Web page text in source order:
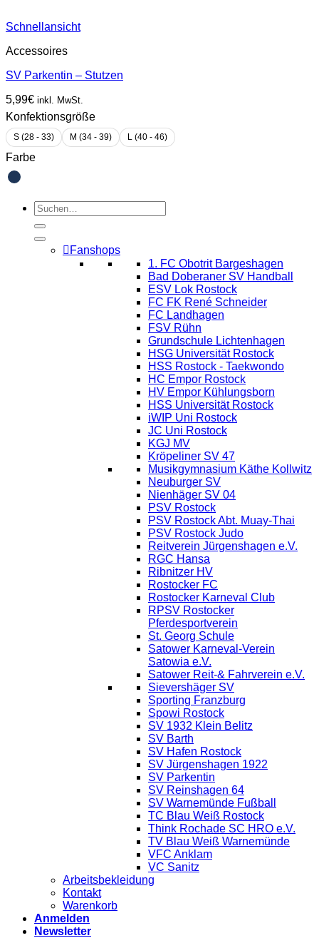
Schnellansicht
Accessoires
SV Parkentin – Stutzen
5,99€ inkl. MwSt.
Konfektionsgröße
S (28 - 33) M (34 - 39) L (40 - 46)
Farbe
Suchen
nach:
Fanshops
1. FC Obotrit Bargeshagen
Bad Doberaner SV Handball
ESV Lok Rostock
FC FK René Schneider
FC Landhagen
FSV Rühn
Grundschule Lichtenhagen
HSG Universität Rostock
HSS Rostock - Taekwondo
HC Empor Rostock
HV Empor Kühlungsborn
HSS Universität Rostock
iWIP Uni Rostock
JC Uni Rostock
KGJ MV
Kröpeliner SV 47
Musikgymnasium Käthe Kollwitz
Neuburger SV
Nienhäger SV 04
PSV Rostock
PSV Rostock Abt. Muay-Thai
PSV Rostock Judo
Reitverein Jürgenshagen e.V.
RGC Hansa
Ribnitzer HV
Rostocker FC
Rostocker Karneval Club
RPSV Rostocker
Pferdesportverein
St. Georg Schule
Satower Karneval-Verein
Satowia e.V.
Satower Reit-& Fahrverein e.V.
Sievershäger SV
Sporting Franzburg
Spowi Rostock
SV 1932 Klein Belitz
SV Barth
SV Hafen Rostock
SV Jürgenshagen 1922
SV Parkentin
SV Reinshagen 64
SV Warnemünde Fußball
TC Blau Weiß Rostock
Think Rochade SC HRO e.V.
TV Blau Weiß Warnemünde
VFC Anklam
VC Sanitz
Arbeitsbekleidung
Kontakt
Warenkorb
Anmelden
Newsletter